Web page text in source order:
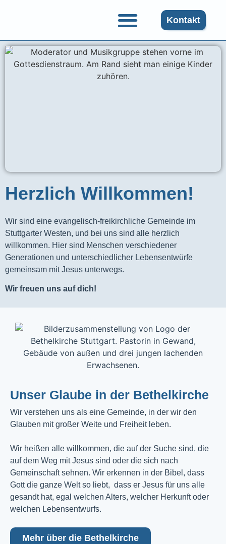
Kontakt
Herzlich Willkommen!
Wir sind eine evangelisch-freikirchliche Gemeinde im
Stuttgarter Westen, und bei uns sind alle herzlich
willkommen. Hier sind Menschen verschiedener
Generationen und unterschiedlicher Lebensentwürfe
gemeinsam mit Jesus unterwegs.
Wir freuen uns auf dich!
Unser Glaube in der Bethelkirche
Wir verstehen uns als eine Gemeinde, in der wir den
Glauben mit großer Weite und Freiheit leben.
Wir heißen alle willkommen, die auf der Suche sind, die
auf dem Weg mit Jesus sind oder die sich nach
Gemeinschaft sehnen. Wir erkennen in der Bibel, dass
Gott die ganze Welt so liebt, dass er Jesus für uns alle
gesandt hat, egal welchen Alters, welcher Herkunft oder
welchen Lebensentwurfs.
Mehr über die Bethelkirche